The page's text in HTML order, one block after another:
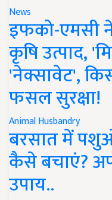
News
इफको-एमसी
कृषि उत्पाद,
'नेक्सावेट',
फसल सुरक्षा!
Animal Husbandry
बरसात में
कैसे बचाएं?
उपाय..